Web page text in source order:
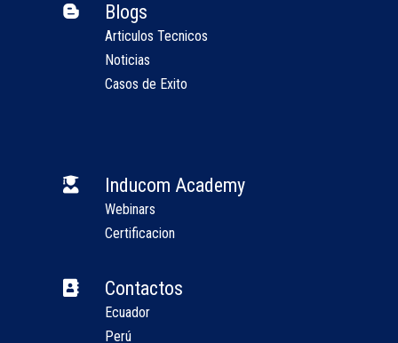
 Blogs
Articulos Tecnicos
Noticias
Casos de Exito
 Inducom Academy
Webinars
Certificacion
 Contactos
Ecuador
Perú